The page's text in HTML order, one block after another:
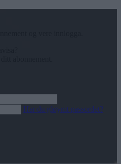
Har du gløymt passordet?